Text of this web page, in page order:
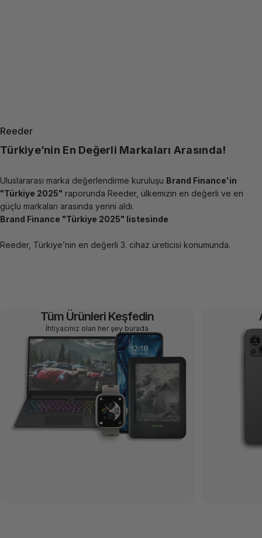
Sayfa 1Sayfa 2
Reeder
Türkiye’nin En Değerli Markaları Arasında!
Uluslararası marka değerlendirme kuruluşu Brand Finance'in
"Türkiye 2025" raporunda Reeder, ülkemizin en değerli ve en
güçlü markaları arasında yerini aldı.
Brand Finance "Türkiye 2025" listesinde
Reeder, Türkiye’nin en değerli 3. cihaz üreticisi konumunda.
Tüm Ürünleri Keşfedin
İhtiyacınız olan her şey burada